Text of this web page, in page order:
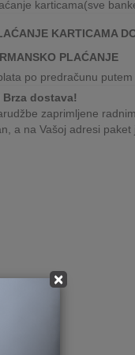
×
karticama(sve
KARTICAMA
PLAĆANJE
po predračunu putem
Brza dostava!
zaprimljene
a na Vašoj adresi paket